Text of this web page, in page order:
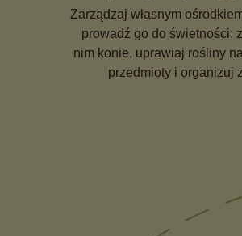
Zarządzaj własnym
prowadź go do świetności:
nim konie, uprawiaj rośliny
przedmioty i organizuj